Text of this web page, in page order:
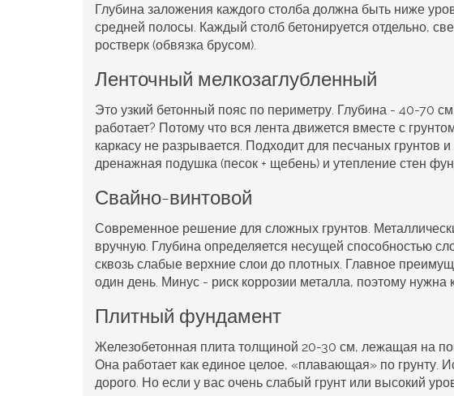
Глубина заложения каждого столба должна быть ниже
средней полосы. Каждый столб бетонируется отдельно,
ростверк (обвязка брусом).
Ленточный мелкозаглубленный
Это узкий бетонный пояс по периметру. Глубина - 40-70
работает? Потому что вся лента движется вместе с
каркасу не разрывается. Подходит для песчаных грунтов
дренажная подушка (песок + щебень) и утепление стен
Свайно-винтовой
Современное решение для сложных грунтов.
вручную. Глубина определяется несущей способностью
сквозь слабые верхние слои до плотных. Главное
один день. Минус - риск коррозии металла, поэтому нужна
Плитный фундамент
Железобетонная плита толщиной 20-30 см, лежащая на
Она работает как единое целое, «плавающая» по грунту.
дорого. Но если у вас очень слабый грунт или высокий